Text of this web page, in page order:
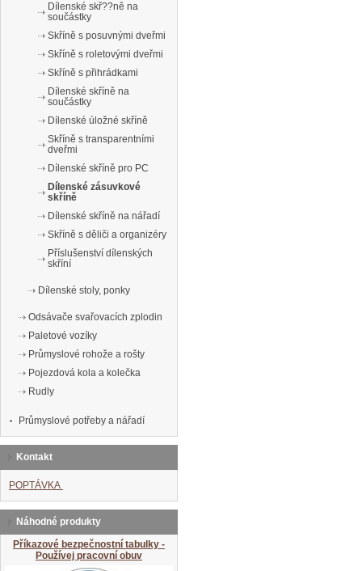
Dílenské skř??ně na
součástky
Skříně s posuvnými dveřmi
Skříně s roletovými dveřmi
Skříně s přihrádkami
Dílenské skříně na
součástky
Dílenské úložné skříně
Skříně s transparentními
dveřmi
Dílenské skříně pro PC
Dílenské zásuvkové
skříně
Dílenské skříně na nářadí
Skříně s děliči a organizéry
Příslušenství dílenských
skříní
Dílenské stoly, ponky
Odsávače svařovacích zplodin
Paletové vozíky
Průmyslové rohože a rošty
Pojezdová kola a kolečka
Rudly
Průmyslové potřeby a nářadí
Kontakt
POPTÁVKA
Náhodné produkty
Příkazové bezpečnostní tabulky -
Používej pracovní obuv